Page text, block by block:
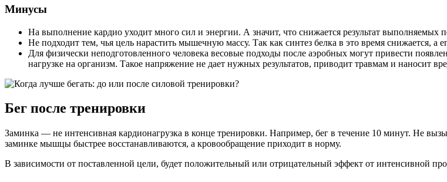
Минусы
На выполнение кардио уходит много сил и энергии. А значит, что снижается результат выполняемых
Не подходит тем, чья цель нарастить мышечную массу. Так как синтез белка в это время снижается, а
Для физически неподготовленного человека весовые подходы после аэробных могут привести
нагрузке на организм. Такое напряжение не дает нужных результатов, приводит травмам и наносит
Бег после тренировки
Заминка — не интенсивная кардионагрузка в конце тренировки. Например, бег в течение 10 минут. Не
заминке мышцы быстрее восстанавливаются, а кровообращение приходит в норму.
В зависимости от поставленной цели, будет положительный или отрицательный эффект от интенсивной